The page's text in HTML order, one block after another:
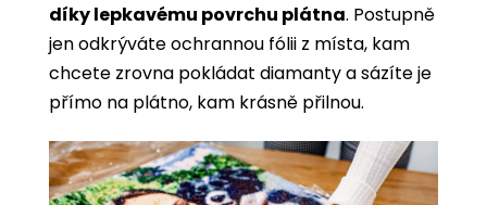
díky lepkavému povrchu plátna. Postupně
jen odkrýváte ochrannou fólii z místa, kam
chcete zrovna pokládat diamanty a sázíte je
přímo na plátno, kam krásně přilnou.